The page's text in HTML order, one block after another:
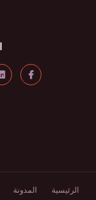
الرئيسية المدونة